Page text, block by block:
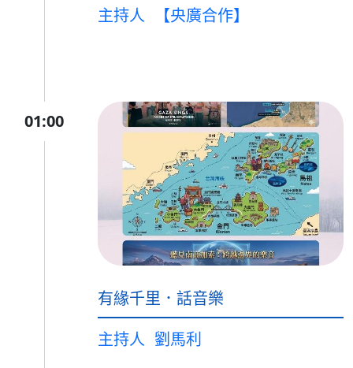
主持人
【央廣合作】
01:00
有緣千里．話音樂
主持人 劉馬利